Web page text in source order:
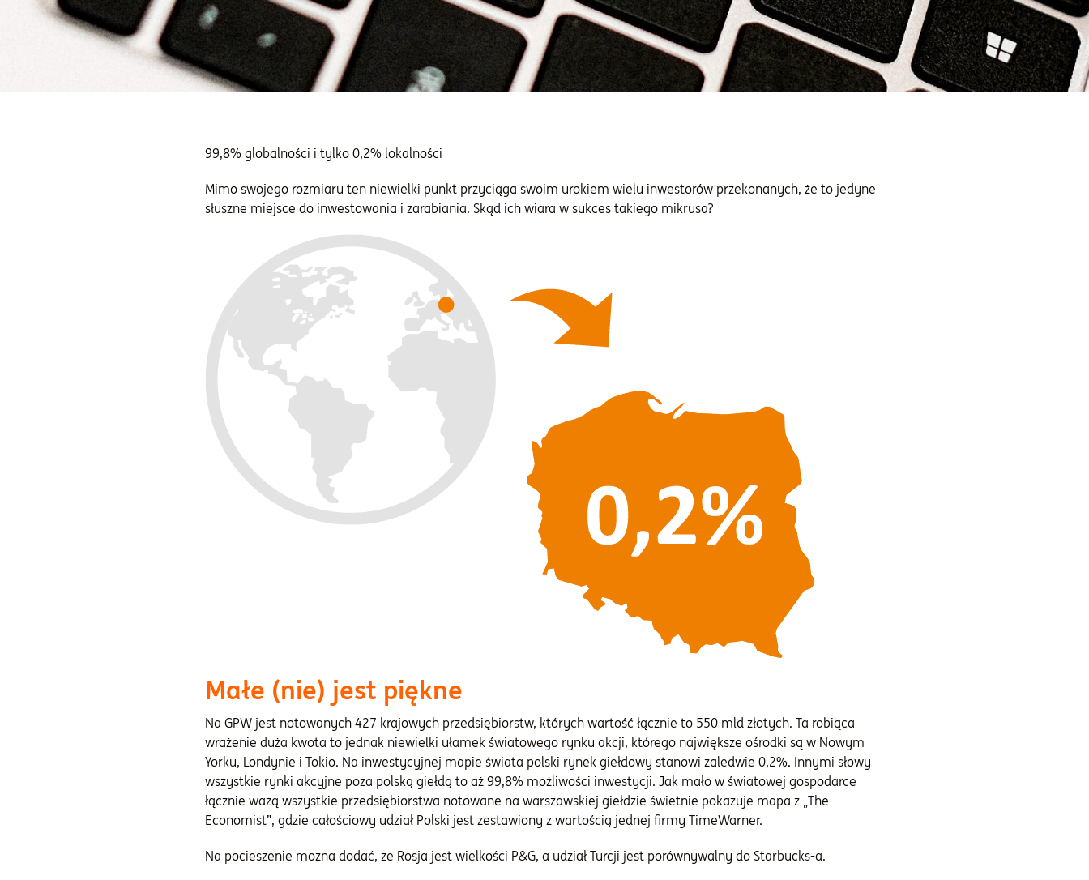
99,8% globalności i tylko 0,2% lokalności
Mimo swojego rozmiaru ten niewielki punkt przyciąga swoim urokiem wielu inwestorów przekonanych, że to jedyne
słuszne miejsce do inwestowania i zarabiania. Skąd ich wiara w sukces takiego mikrusa?
Małe (nie) jest piękne
Na GPW jest notowanych 427 krajowych przedsiębiorstw, których wartość łącznie to 550 mld złotych. Ta robiąca
wrażenie duża kwota to jednak niewielki ułamek światowego rynku akcji, którego największe ośrodki są w Nowym
Yorku, Londynie i Tokio. Na inwestycyjnej mapie świata polski rynek giełdowy stanowi zaledwie 0,2%. Innymi słowy
wszystkie rynki akcyjne poza polską giełdą to aż 99,8% możliwości inwestycji. Jak mało w światowej gospodarce
łącznie ważą wszystkie przedsiębiorstwa notowane na warszawskiej giełdzie świetnie pokazuje mapa z „The
Economist”, gdzie całościowy udział Polski jest zestawiony z wartością jednej firmy TimeWarner.
Na pocieszenie można dodać, że Rosja jest wielkości P&G, a udział Turcji jest porównywalny do Starbucks-a.